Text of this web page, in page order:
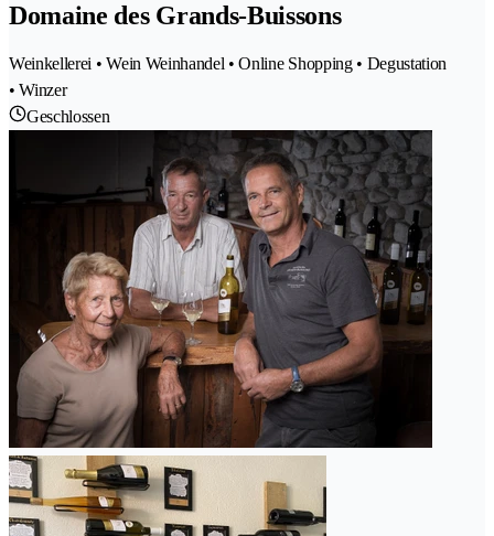
Domaine des Grands-Buissons
Weinkellerei • Wein Weinhandel • Online Shopping • Degustation
• Winzer
Geschlossen